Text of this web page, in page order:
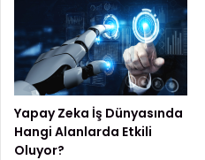
Yapay Zeka İş Dünyasında
Hangi Alanlarda Etkili
Oluyor?